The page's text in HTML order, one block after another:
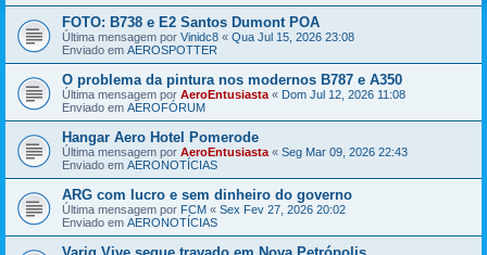
FOTO: B738 e E2 Santos Dumont POA
Última mensagem por Vinidc8 « Qua Jul 15, 2026 23:08
Enviado em AEROSPOTTER
O problema da pintura nos modernos B787 e A350
Última mensagem por AeroEntusiasta « Dom Jul 12, 2026 11:08
Enviado em AEROFÓRUM
Hangar Aero Hotel Pomerode
Última mensagem por AeroEntusiasta « Seg Mar 09, 2026 22:43
Enviado em AERONOTÍCIAS
ARG com lucro e sem dinheiro do governo
Última mensagem por FCM « Sex Fev 27, 2026 20:02
Enviado em AERONOTÍCIAS
Varig Vive segue travado em Nova Petrópolis